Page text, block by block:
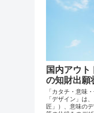
国内アウ
の知財出願
「カタチ・意味
「デザイン」は
匠」）、意味の